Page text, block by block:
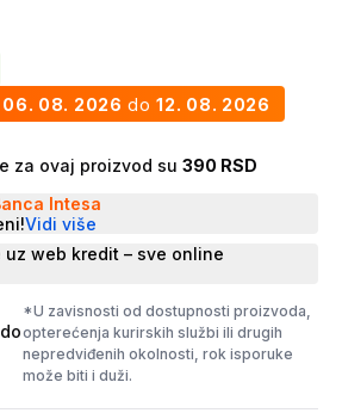
06. 08. 2026 do 12. 08. 2026
za ovaj proizvod su 390 RSD
Intesa
Vidi više
uz web kredit – sve online
do
*U zavisnosti od dostupnosti proizvoda,
opterećenja kurirskih službi ili drugih
nepredviđenih okolnosti, rok isporuke
može biti i duži.